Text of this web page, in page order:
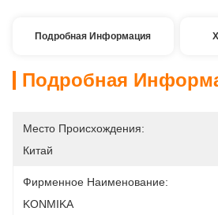
Подробная Информация
Подробная
Место Происхождения:
Китай
Фирменное Наименование:
KONMIKA